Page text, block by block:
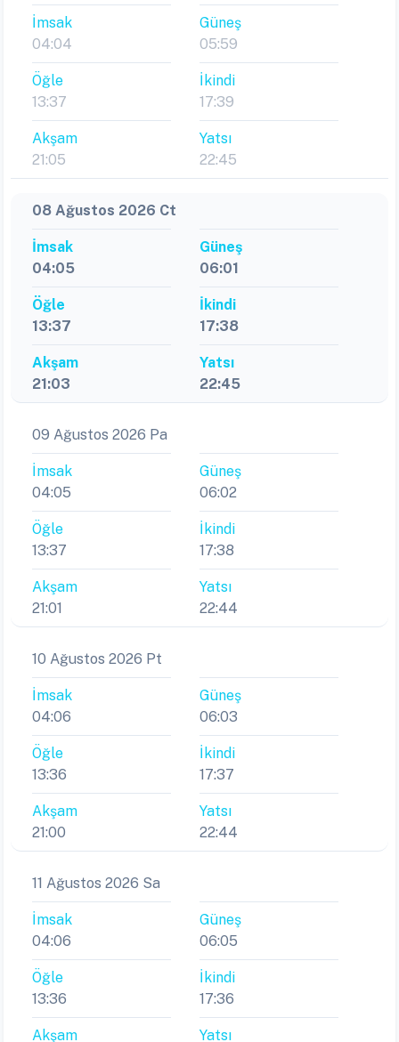
İmsak
04:04
Güneş
05:59
Öğle
13:37
İkindi
17:39
Akşam
21:05
Yatsı
22:45
08 Ağustos 2026 Ct
İmsak
04:05
Güneş
06:01
Öğle
13:37
İkindi
17:38
Akşam
21:03
Yatsı
22:45
09 Ağustos 2026 Pa
İmsak
04:05
Güneş
06:02
Öğle
13:37
İkindi
17:38
Akşam
21:01
Yatsı
22:44
10 Ağustos 2026 Pt
İmsak
04:06
Güneş
06:03
Öğle
13:36
İkindi
17:37
Akşam
21:00
Yatsı
22:44
11 Ağustos 2026 Sa
İmsak
04:06
Güneş
06:05
Öğle
13:36
İkindi
17:36
Akşam Yatsı